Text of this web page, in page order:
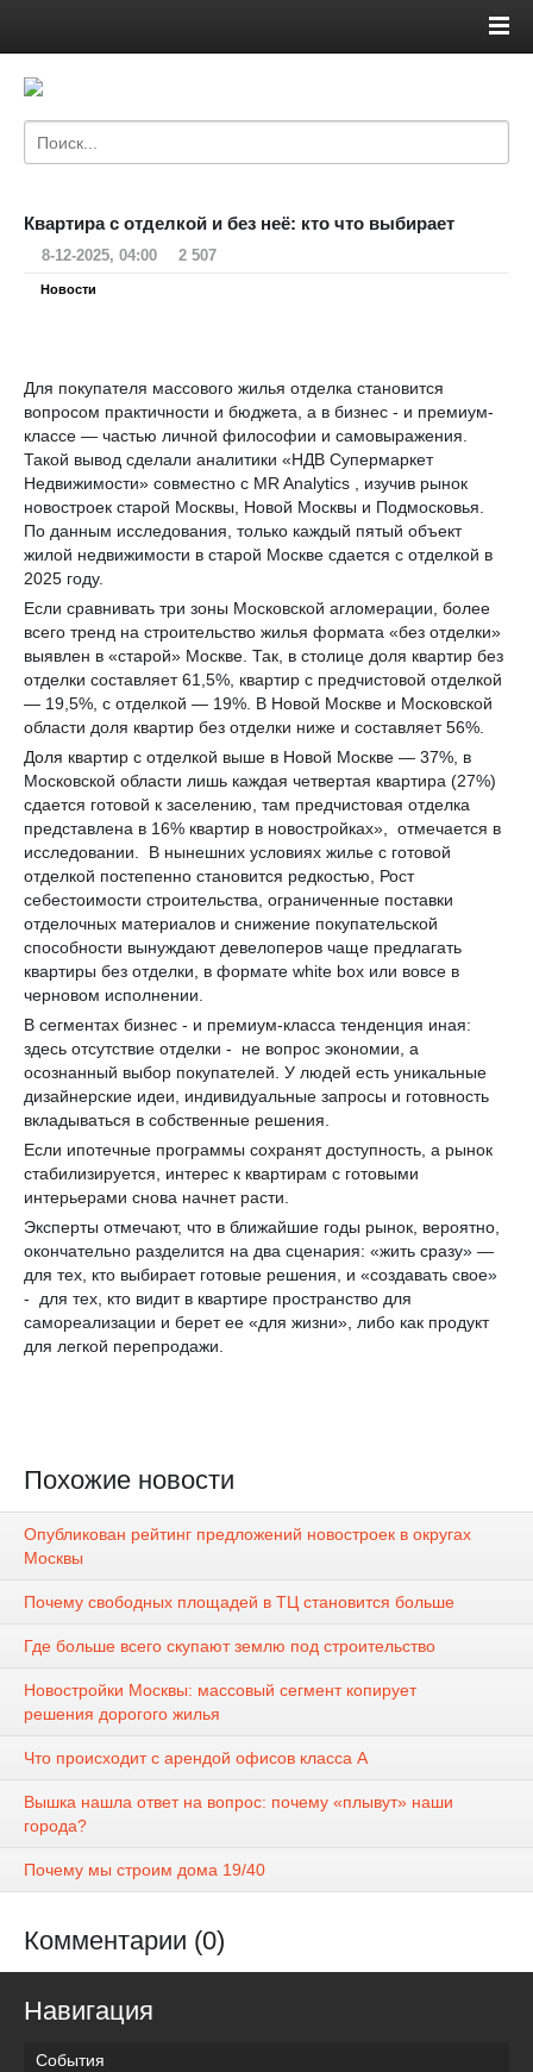
Квартира с отделкой и без неё: кто что выбирает
8-12-2025, 04:00 2 507
Новости
Для покупателя массового жилья отделка становится
вопросом практичности и бюджета, а в бизнес - и премиум-
классе — частью личной философии и самовыражения.
Такой вывод сделали аналитики «НДВ Супермаркет
Недвижимости» совместно с MR Analytics , изучив рынок
новостроек старой Москвы, Новой Москвы и Подмосковья. ​​
По данным исследования, только каждый пятый объект
жилой недвижимости в старой Москве сдается с отделкой в
2025 году.
Если сравнивать три зоны Московской агломерации, более
всего тренд на строительство жилья формата «без отделки»
выявлен в «старой» Москве. Так, в столице доля квартир без
отделки составляет 61,5%, квартир с предчистовой отделкой
— 19,5%, с отделкой — 19%. В Новой Москве и Московской
области доля квартир без отделки ниже и составляет 56%.
Доля квартир с отделкой выше в Новой Москве — 37%, в
Московской области лишь каждая четвертая квартира (27%)
сдается готовой к заселению, там предчистовая отделка
представлена в 16% квартир в новостройках», отмечается в
исследовании. В нынешних условиях жилье с готовой
отделкой постепенно становится редкостью, Рост
себестоимости строительства, ограниченные поставки
отделочных материалов и снижение покупательской
способности вынуждают девелоперов чаще предлагать
квартиры без отделки, в формате white box или вовсе в
черновом исполнении.
В сегментах бизнес - и премиум-класса тенденция иная:
здесь отсутствие отделки - не вопрос экономии, а
осознанный выбор покупателей. У людей есть уникальные
дизайнерские идеи, индивидуальные запросы и готовность
вкладываться в собственные решения.
Если ипотечные программы сохранят доступность, а рынок
стабилизируется, интерес к квартирам с готовыми
интерьерами снова начнет расти.
Эксперты отмечают, что в ближайшие годы рынок, вероятно,
окончательно разделится на два сценария: «жить сразу» —
для тех, кто выбирает готовые решения, и «создавать свое»
- для тех, кто видит в квартире пространство для
самореализации и берет ее «для жизни», либо как продукт
для легкой перепродажи.
Похожие новости
Опубликован рейтинг предложений новостроек в округах
Москвы
Почему свободных площадей в ТЦ становится больше
Где больше всего скупают землю под строительство
Новостройки Москвы: массовый сегмент копирует
решения дорогого жилья
Что происходит с арендой офисов класса А
Вышка нашла ответ на вопрос: почему «плывут» наши
города?
Почему мы строим дома 19/40
Комментарии (0)
Навигация
События